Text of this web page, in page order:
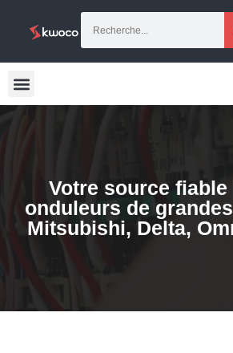
Votre source
onduleurs de
Mitsubishi, Delta,